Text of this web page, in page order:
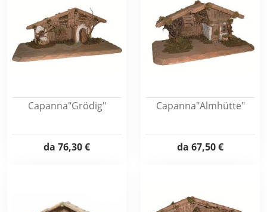
Capanna"Grödig"
da 76,30 €
Capanna"Almhütte"
da 67,50 €